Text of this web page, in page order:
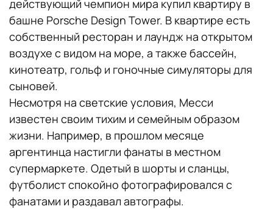
действующий чемпион мира купил квартиру в
башне Porsche Design Tower. В квартире есть
собственный ресторан и лаундж на открытом
воздухе с видом на море, а также бассейн,
кинотеатр, гольф и гоночные симуляторы для
сыновей.
Несмотря на светские условия, Месси
известен своим тихим и семейным образом
жизни. Например, в прошлом месяце
аргентинца настигли фанаты в местном
супермаркете. Одетый в шорты и сланцы,
футболист спокойно фотографировался с
фанатами и раздавал автографы.